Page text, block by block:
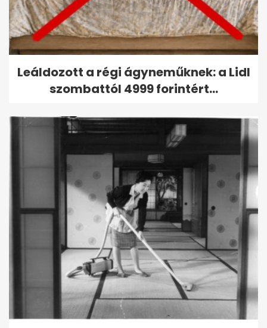
Leáldozott a régi ágyneműknek: a Lidl
szombattól 4999 forintért...